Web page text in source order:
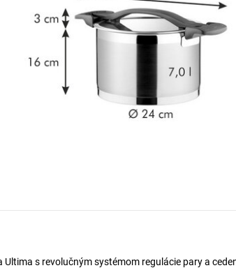
s revolučným systémom regulácie pary a